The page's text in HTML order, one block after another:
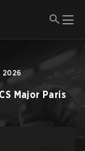
2026
Major Paris